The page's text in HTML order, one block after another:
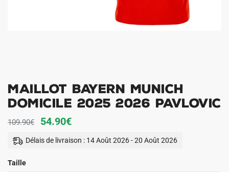
Maillot Bayern Munich
Domicile 2025 2026 Pavlovic
109.90€
Le
prix
54.90€Le
Délais de livraison : 14 Août 2026 - 20 Août 2026
Taille